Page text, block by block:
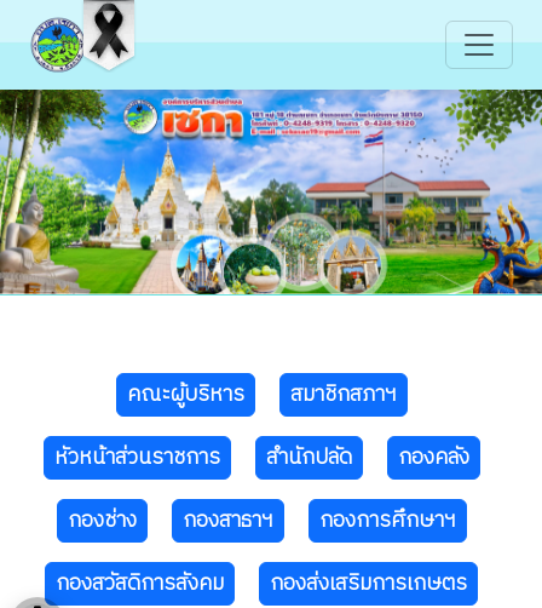
คณะผู้บริหาร
สมาชิกสภาฯ
หัวหน้าส่วนราชการ
สำนักปลัด
กองคลัง
กองช่าง
กองสาธาฯ
กองการศึกษาฯ
กองสวัสดิการสังคม
กองส่งเสริมการเกษตร